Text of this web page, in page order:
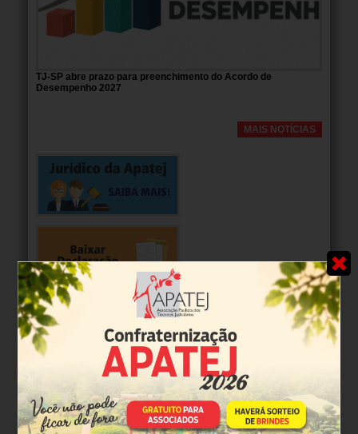
TJ-SP abre prazo para preenchimento do Acordo de
Desempenho 2027
MAIS NOTÍCIAS